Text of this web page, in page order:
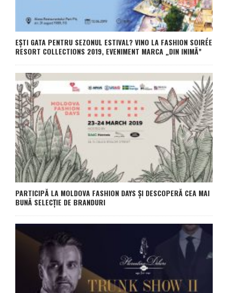
EȘTI GATA PENTRU SEZONUL ESTIVAL? VINO LA FASHION SOIRÉE
RESORT COLLECTIONS 2019, EVENIMENT MARCA „DIN INIMĂ”
PARTICIPĂ LA MOLDOVA FASHION DAYS ȘI DESCOPERĂ CEA MAI
BUNĂ SELECȚIE DE BRANDURI